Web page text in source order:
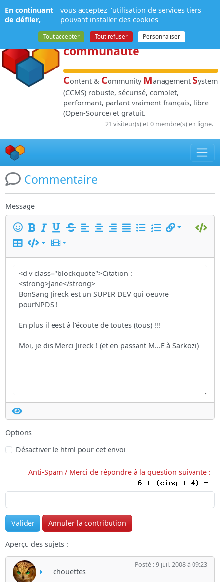
NPDS:Gestion de
contenuet de
communauté
Content & Community Management System
(CCMS) robuste, sécurisé, complet,
performant, parlant vraiment français, libre
(Open-Source) et gratuit.
21 visiteur(s) et 0 membre(s) en ligne.
Commentaire
Message
Options
Désactiver le html pour cet envoi
Anti-Spam / Merci de répondre à la question suivante :
Aperçu des sujets :
chouettes
Posté : 9 juil. 2008 à 09:23
Panneau de gestion des cookies
En continuant
de défiler,
vous acceptez l'utilisation de services tiers
pouvant installer des cookies
Tout accepter Tout refuser Personnaliser